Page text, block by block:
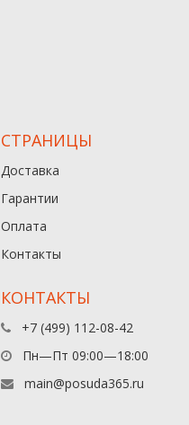
СТРАНИЦЫ
Доставка
Гарантии
Оплата
Контакты
КОНТАКТЫ
+7 (499) 112-08-42
Пн—Пт 09:00—18:00
main@posuda365.ru